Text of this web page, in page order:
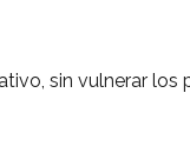
sin vulnerar los